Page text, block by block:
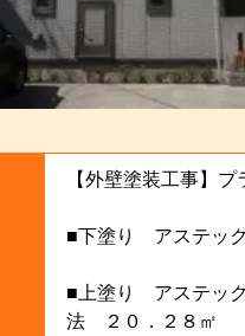
【外壁塗装工事】
■下塗り アステッ
■上塗り アステッ
法 ２０．２８㎡